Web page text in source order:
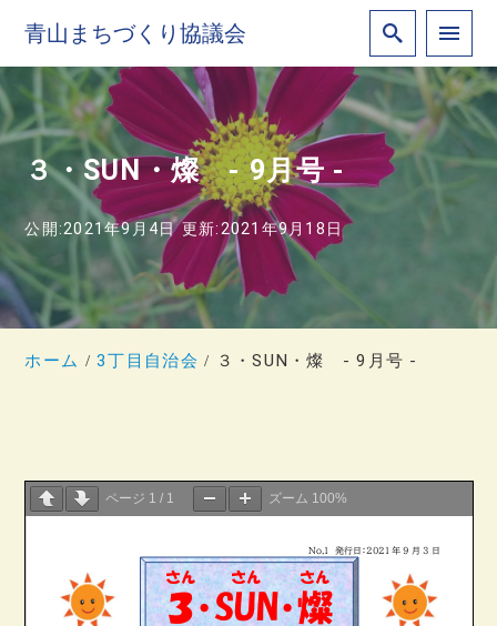
青山まちづくり協議会
３・SUN・燦 ‐ 9月号 ‐
公開:2021年9月4日 更新:2021年9月18日
ホーム 3丁目自治会 ３・SUN・燦 ‐ 9月号 ‐
ページ 1 / 1 ズーム 100%